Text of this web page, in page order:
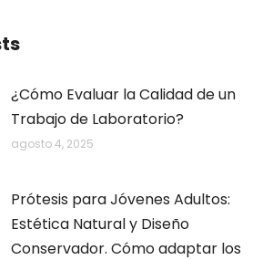
¿Cómo Evaluar la Calidad de un
Trabajo de Laboratorio?
agosto 4, 2025
Prótesis para Jóvenes Adultos:
Estética Natural y Diseño
Conservador. Cómo adaptar los